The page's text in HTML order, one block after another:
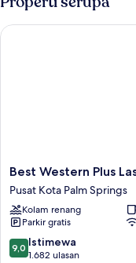
Tempat
Tidur
Queen
Best
Western
Plus
Las
Brisas
Hotel
Pusat
Best Western Plus
Pusat Kota Palm Springs
Kolam renang
Parkir gratis
9.0
dari
9,0 Istimewa
1.682 ulasan
Best Western Plus Las